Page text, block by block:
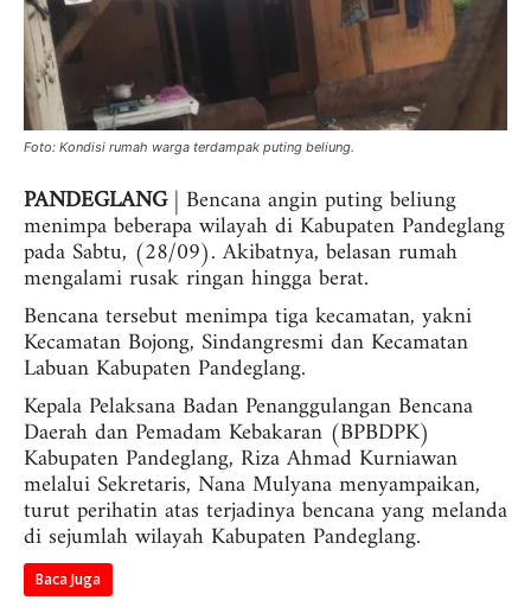
Foto: Kondisi rumah warga terdampak puting beliung.
PANDEGLANG| Bencana angin puting beliung
menimpa beberapa wilayah di Kabupaten Pandeglang
pada Sabtu, (28/09). Akibatnya, belasan rumah
mengalami rusak ringan hingga berat.
Bencana tersebut menimpa tiga kecamatan, yakni
Kecamatan Bojong, Sindangresmi dan Kecamatan
Labuan Kabupaten Pandeglang.
Kepala Pelaksana Badan Penanggulangan Bencana
Daerah dan Pemadam Kebakaran (BPBDPK)
Kabupaten Pandeglang, Riza Ahmad Kurniawan
melalui Sekretaris, Nana Mulyana menyampaikan,
turut perihatin atas terjadinya bencana yang melanda
di sejumlah wilayah Kabupaten Pandeglang.
Baca Juga